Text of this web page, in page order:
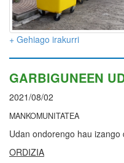
+ Gehiago irakurri
GARBIGUNEEN
2021/08/02
MANKOMUNITATEA
Udan ondorengo hau
ORDIZIA